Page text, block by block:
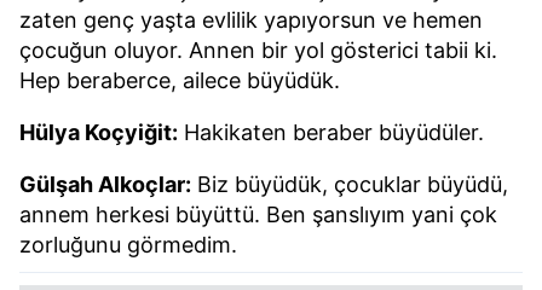
zaten genç yaşta evlilik yapıyorsun ve hemen
çocuğun oluyor. Annen bir yol gösterici tabii ki.
Hep beraberce, ailece büyüdük.
Hülya Koçyiğit: Hakikaten beraber büyüdüler.
Gülşah Alkoçlar: Biz büyüdük, çocuklar büyüdü,
annem herkesi büyüttü. Ben şanslıyım yani çok
zorluğunu görmedim.